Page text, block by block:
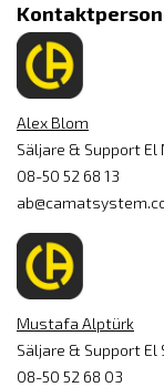
Alex Blom
Säljare & Support
08-50 52 68 13
Mustafa Alptürk
Säljare & Support
08-50 52 68 03